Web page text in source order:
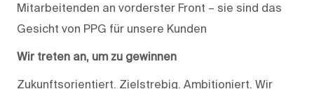
Mitarbeitenden an vorderster Front – sie sind das
Gesicht von PPG für unsere Kunden
Wir treten an, um zu gewinnen
Zukunftsorientiert. Zielstrebig. Ambitioniert. Wir